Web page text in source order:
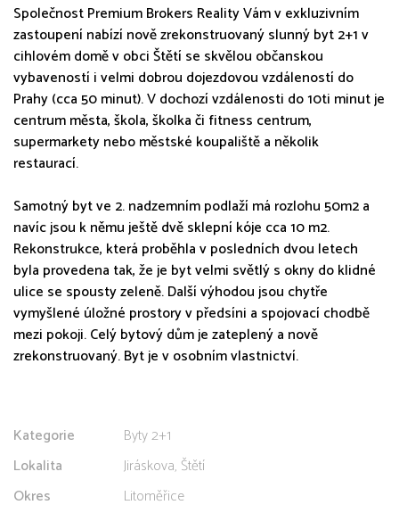
Společnost Premium Brokers Reality Vám v exkluzivním
zastoupení nabízí nově zrekonstruovaný slunný byt 2+1 v
cihlovém domě v obci Štětí se skvělou občanskou
vybaveností i velmi dobrou dojezdovou vzdáleností do
Prahy (cca 50 minut). V dochozí vzdálenosti do 10ti minut je
centrum města, škola, školka či fitness centrum,
supermarkety nebo městské koupaliště a několik
restaurací.
Samotný byt ve 2. nadzemním podlaží má rozlohu 50m2 a
navíc jsou k němu ještě dvě sklepní kóje cca 10 m2.
Rekonstrukce, která proběhla v posledních dvou letech
byla provedena tak, že je byt velmi světlý s okny do klidné
ulice se spousty zeleně. Další výhodou jsou chytře
vymyšlené úložné prostory v předsíni a spojovací chodbě
mezi pokoji. Celý bytový dům je zateplený a nově
zrekonstruovaný. Byt je v osobním vlastnictví.
Kategorie
Byty 2+1
Lokalita
Jiráskova, Štětí
Okres
Litoměřice